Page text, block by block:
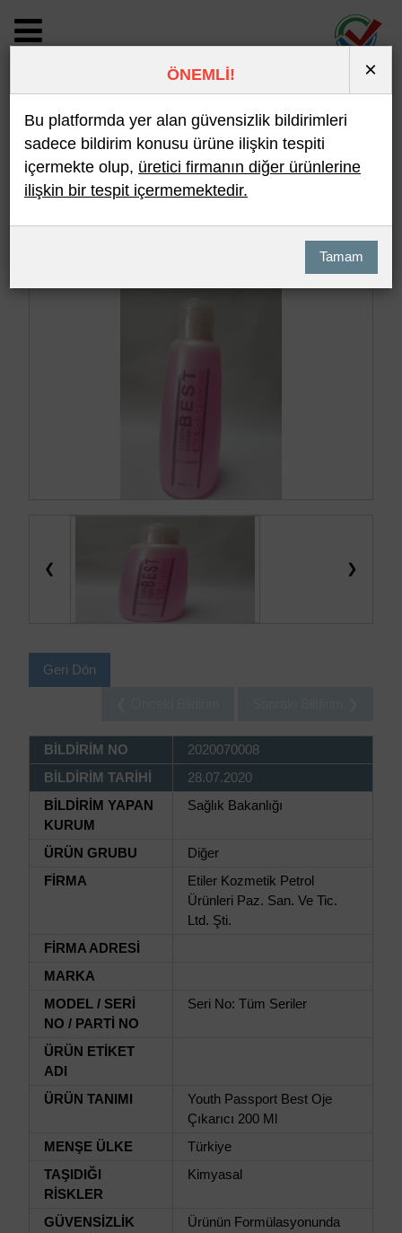
BİLDİRİM DETAYI
Son 10 Bildirim En Çok İncelenen
❮ ❯
Geri Dön
BİLDİRİM NO
2020070008
BİLDİRİM TARİHİ
28.07.2020
BİLDİRİM YAPAN
KURUM
Sağlık Bakanlığı
ÜRÜN GRUBU
Diğer
FİRMA
Etiler Kozmetik Petrol
Ürünleri Paz. San. Ve Tic.
Ltd. Şti.
FİRMA ADRESİ
MARKA
MODEL / SERİ
NO / PARTİ NO
Seri No: Tüm Seriler
ÜRÜN ETİKET
ADI
ÜRÜN TANIMI
Youth Passport Best Oje
Çıkarıcı 200 Ml
MENŞE ÜLKE
Türkiye
TAŞIDIĞI
RİSKLER
Kimyasal
GÜVENSİZLİK
Ürünün Formülasyonunda
ÖNEMLİ! ×
Bu platformda yer alan güvensizlik bildirimleri
sadece bildirim konusu ürüne ilişkin tespiti
içermekte olup, üretici firmanın diğer ürünlerine
ilişkin bir tespit içermemektedir.
Tamam